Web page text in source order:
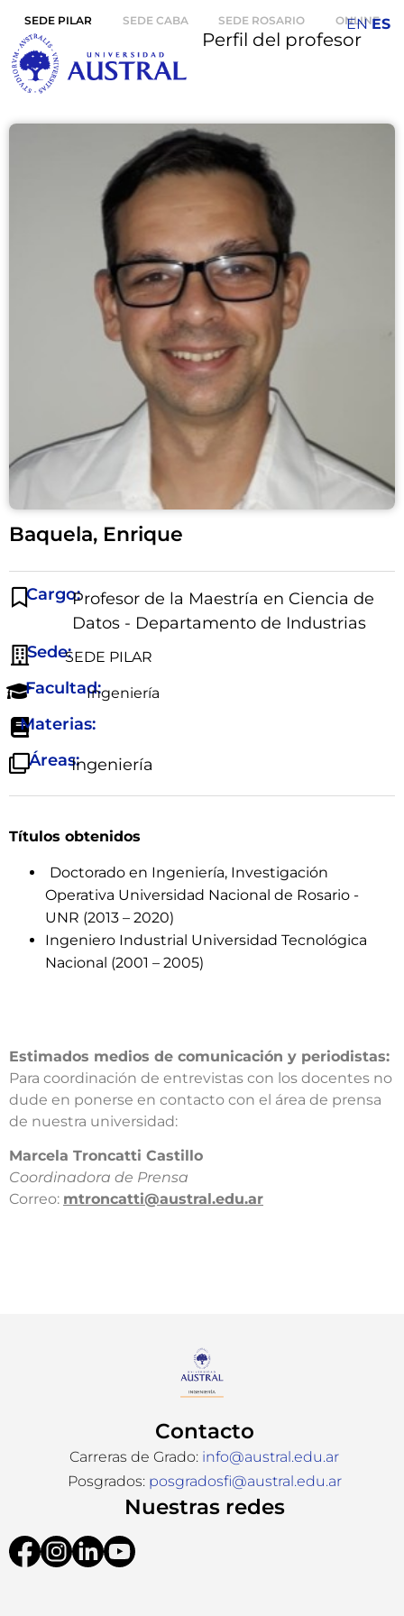
SEDE PILAR SEDE CABA SEDE ROSARIO ONLINE
Perfil del profesor
Baquela, Enrique
Cargo:Profesor de la Maestría en Ciencia de
Datos - Departamento de Industrias
Sede:SEDE PILAR
Facultad:Ingeniería
Materias:
Áreas:Ingeniería
Títulos obtenidos
Doctorado en Ingeniería, Investigación
Operativa Universidad Nacional de Rosario -
UNR (2013 – 2020)
Ingeniero Industrial Universidad Tecnológica
Nacional (2001 – 2005)
Estimados medios de comunicación y periodistas:
Para coordinación de entrevistas con los docentes no
dude en ponerse en contacto con el área de prensa
de nuestra universidad:​
​Marcela Troncatti Castillo​
Coordinadora de Prensa​
Correo: mtroncatti@austral.edu.ar​
Contacto
Carreras de Grado: info@austral.edu.ar
Posgrados: posgradosfi@austral.edu.ar
Nuestras redes
EN ES